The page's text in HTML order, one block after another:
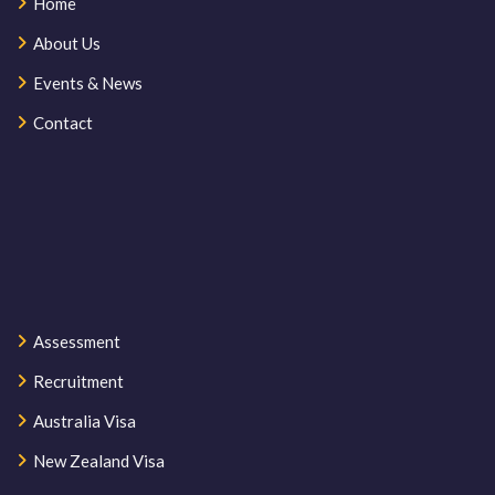
About Us
Events & News
Contact
Assessment
Recruitment
Australia Visa
New Zealand Visa